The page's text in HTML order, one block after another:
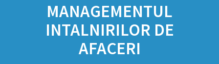
MANAGEMENTUL
INTALNIRILOR DE
AFACERI